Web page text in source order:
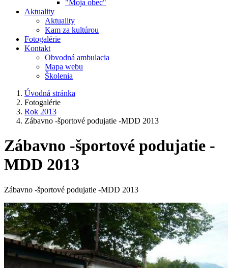
"Moja obec"
Aktuality
Aktuality
Kam za kultúrou
Fotogalérie
Kontakt
Obvodná ambulacia
Mapa webu
Školenia
Úvodná stránka
Fotogalérie
Rok 2013
Zábavno -športové podujatie -MDD 2013
Zábavno -športové podujatie -
MDD 2013
Zábavno -športové podujatie -MDD 2013